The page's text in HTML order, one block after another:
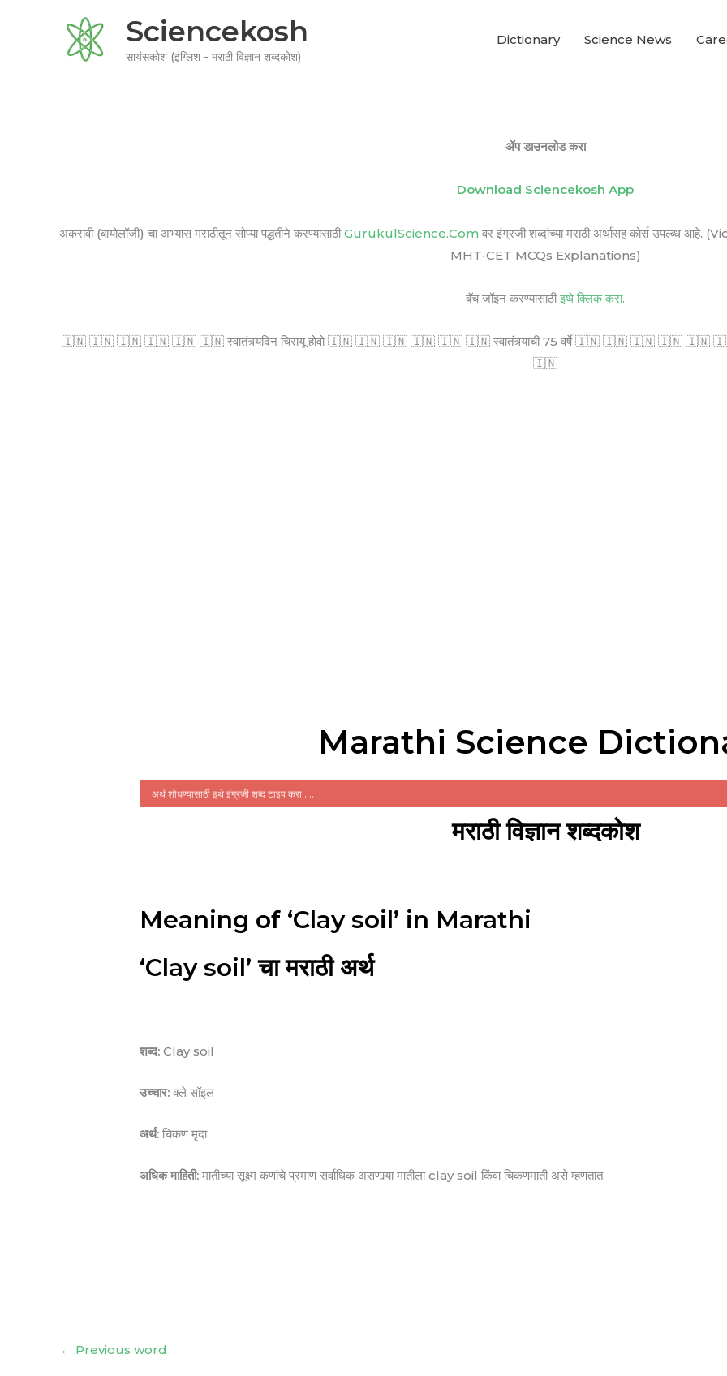
Sciencekosh
सायंसकोश (इंग्लिश - मराठी विज्ञान शब्दकोश)
Dictionary Science News
ॲप डाउनलोड करा
Download Sciencekosh App
अकरावी (बायोलॉजी) चा अभ्यास मराठीतून सोप्या पद्धतीने करण्यासाठीGurukulScience.Com वर इंग्रजी शब्दांच्या मराठी अर्थासह कोर्स
MHT-CET MCQs Explanations)
बॅच जॉइन करण्यासाठीइथे क्लिक करा.
🇮🇳 🇮🇳 🇮🇳 🇮🇳 🇮🇳 🇮🇳 स्वातंत्र्यदिन चिरायू होवो 🇮🇳 🇮🇳 🇮🇳 🇮🇳 🇮🇳 🇮🇳 स्वातंत्र्याची 75 वर्षे 🇮🇳 🇮🇳 🇮🇳 🇮🇳 🇮🇳 🇮🇳
🇮🇳
Marathi Science
मराठी विज्ञान शब्दकोश
Meaning of ‘Clay soil’ in Marathi
‘Clay soil’ चा मराठी अर्थ
शब्द: Clay soil
उच्चार: क्ले सॉइल
अर्थ: चिकण मृदा
अधिक माहिती: मातीच्या सूक्ष्म कणांचे प्रमाण सर्वाधिक असणार्‍या मातीला clay soil किंवा चिकणमाती असे म्हणतात.
← Previous word